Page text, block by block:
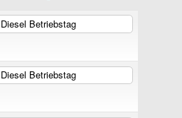
Diesel Betriebstag
Diesel Betriebstag